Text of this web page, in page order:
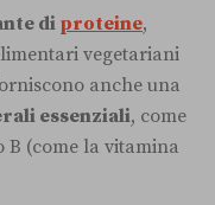
di proteine,
vegetariani
anche una
essenziali, come
(come la vitamina